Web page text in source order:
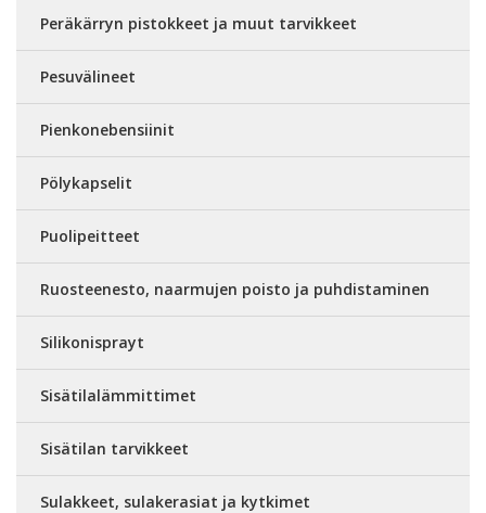
Peräkärryn pistokkeet ja muut tarvikkeet
Pesuvälineet
Pienkonebensiinit
Pölykapselit
Puolipeitteet
Ruosteenesto, naarmujen poisto ja puhdistaminen
Silikonisprayt
Sisätilalämmittimet
Sisätilan tarvikkeet
Sulakkeet, sulakerasiat ja kytkimet